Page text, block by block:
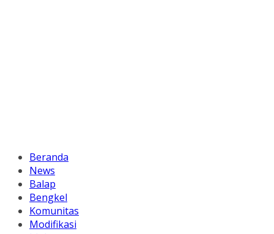
Beranda
News
Balap
Bengkel
Komunitas
Modifikasi